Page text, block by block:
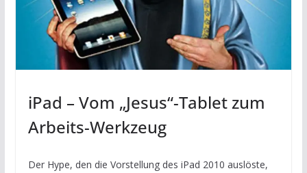
iPad – Vom „Jesus“-Tablet zum
Arbeits-Werkzeug
Der Hype, den die Vorstellung des iPad 2010 auslöste,